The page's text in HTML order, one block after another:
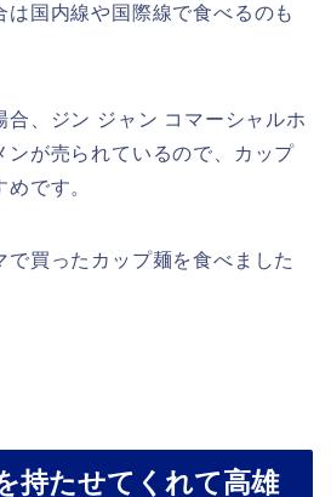
は国内線や国際線で食べるのも
合、ジン ジャン コマーシャルホ
ンが売られているので、カップ
です。
で買ったカップ麺を食べました
持たせてくれて高雄